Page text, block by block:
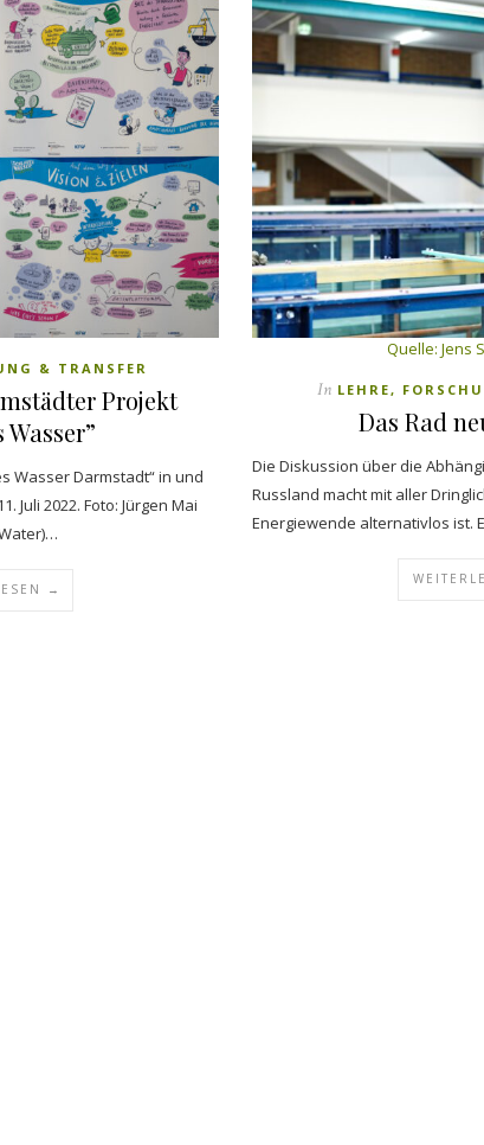
& TRANSFER
Projekt
Wasser”
Wasser Darmstadt“ in und
Juli 2022. Foto: Jürgen Mai
→
Quelle: Jens
In LEHRE,
Das Rad
Die Diskussion über die
Russland macht mit aller
Energiewende alternativlos ist.